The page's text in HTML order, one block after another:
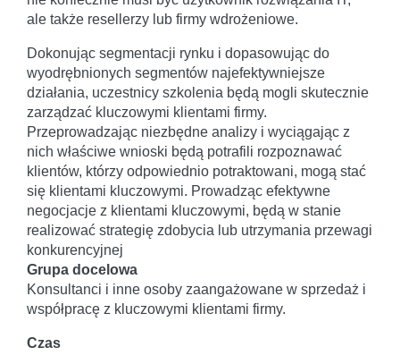
ale także resellerzy lub firmy wdrożeniowe.
Dokonując segmentacji rynku i dopasowując do
wyodrębnionych segmentów najefektywniejsze
działania, uczestnicy szkolenia będą mogli skutecznie
zarządzać kluczowymi klientami firmy.
Przeprowadzając niezbędne analizy i wyciągając z
nich właściwe wnioski będą potrafili rozpoznawać
klientów, którzy odpowiednio potraktowani, mogą stać
się klientami kluczowymi. Prowadząc efektywne
negocjacje z klientami kluczowymi, będą w stanie
realizować strategię zdobycia lub utrzymania przewagi
konkurencyjnej
Grupa docelowa
Konsultanci i inne osoby zaangażowane w sprzedaż i
współpracę z kluczowymi klientami firmy.
Czas